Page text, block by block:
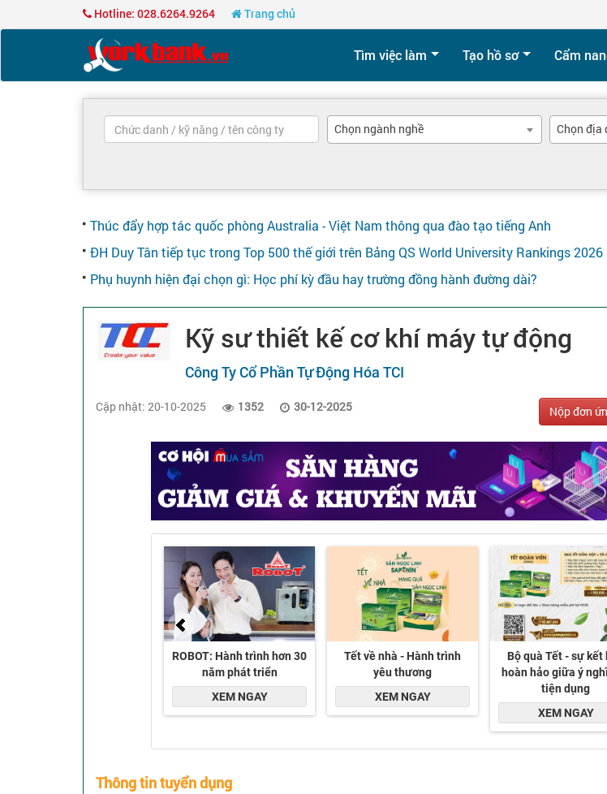
Hotline: 028.6264.9264 Trang chủ
Tìm việc làm Tạo hồ sơ Cẩm
Chọn ngành nghề Chọn địa
Thúc đẩy hợp tác quốc phòng Australia - Việt Nam thông qua đào tạo tiếng Anh
ĐH Duy Tân tiếp tục trong Top 500 thế giới trên Bảng QS World University Rankings 2026
Phụ huynh hiện đại chọn gì: Học phí kỳ đầu hay trường đồng hành đường dài?
Kỹ sư thiết kế cơ khí máy tự động
Công Ty Cổ Phần Tự Động Hóa TCI
Cập nhật: 20-10-2025 1352 30-12-2025 Nộp đơn
Thông tin tuyển dụng